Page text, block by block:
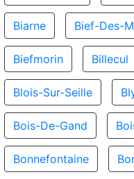
Biarne Bief-Des-
Biefmorin Billecul
Blois-Sur-Seille
Bois-De-Gand
Bonnefontaine